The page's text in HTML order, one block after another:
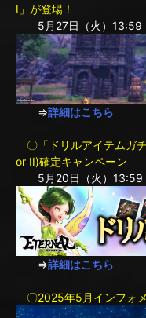
I」が登場！
5月27日（火）13:59
⇒詳細はこちら
〇「ドリルアイテムガ
or II)確定キャンペーン
5月20日（火）13:59
⇒詳細はこちら
〇2025年5月インフォ